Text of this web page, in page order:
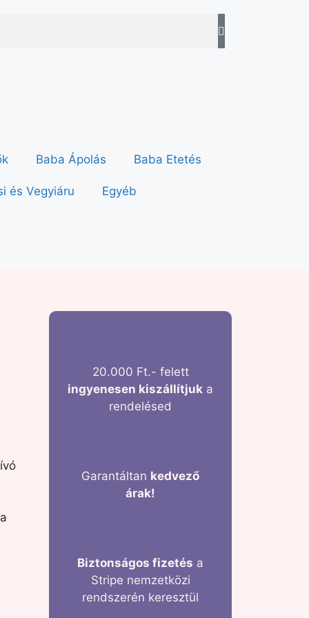
Baba Ápolás Baba Etetés
és Vegyiáru Egyéb
20.000 Ft.- felett
ingyenesen kiszállítjuk a
rendelésed
Garantáltan kedvező
árak!
Biztonságos fizetés a
Stripe nemzetközi
rendszerén keresztül